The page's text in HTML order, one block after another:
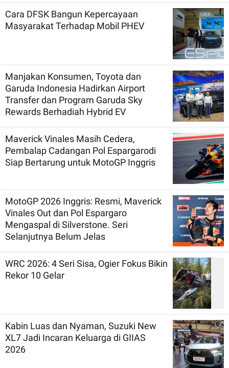
Cara DFSK Bangun Kepercayaan
Masyarakat Terhadap Mobil PHEV
Manjakan Konsumen, Toyota dan
Garuda Indonesia Hadirkan Airport
Transfer dan Program Garuda Sky
Rewards Berhadiah Hybrid EV
Maverick Vinales Masih Cedera,
Pembalap Cadangan Pol Espargarodi
Siap Bertarung untuk MotoGP Inggris
MotoGP 2026 Inggris: Resmi, Maverick
Vinales Out dan Pol Espargaro
Mengaspal di Silverstone. Seri
Selanjutnya Belum Jelas
WRC 2026: 4 Seri Sisa, Ogier Fokus Bikin
Rekor 10 Gelar
Kabin Luas dan Nyaman, Suzuki New
XL7 Jadi Incaran Keluarga di GIIAS
2026